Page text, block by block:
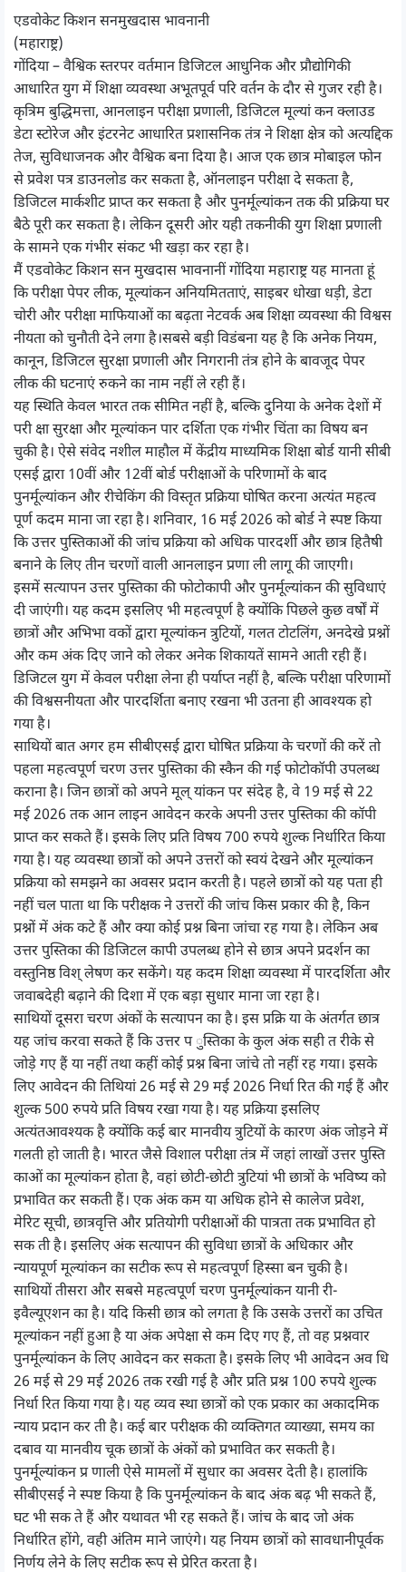
एडवोकेट किशन सनमुखदास भावनानी
(महाराष्ट्र)
गोंदिया – वैश्विक स्तरपर वर्तमान डिजिटल आधुनिक और प्रौद्योगिकी
आधारित युग में शिक्षा व्यवस्था अभूतपूर्व परि वर्तन के दौर से गुजर रही है।
कृत्रिम बुद्धिमत्ता, आनलाइन परीक्षा प्रणाली, डिजिटल मूल्यां कन क्लाउड
डेटा स्टोरेज और इंटरनेट आधारित प्रशासनिक तंत्र ने शिक्षा क्षेत्र को अत्यद्दिक
तेज, सुविधाजनक और वैश्विक बना दिया है। आज एक छात्र मोबाइल फोन
से प्रवेश पत्र डाउनलोड कर सकता है, ऑनलाइन परीक्षा दे सकता है,
डिजिटल मार्कशीट प्राप्त कर सकता है और पुनर्मूल्यांकन तक की प्रक्रिया घर
बैठे पूरी कर सकता है। लेकिन दूसरी ओर यही तकनीकी युग शिक्षा प्रणाली
के सामने एक गंभीर संकट भी खड़ा कर रहा है।
मैं एडवोकेट किशन सन मुखदास भावनानीं गोंदिया महाराष्ट्र यह मानता हूं
कि परीक्षा पेपर लीक, मूल्यांकन अनियमितताएं, साइबर धोखा धड़ी, डेटा
चोरी और परीक्षा माफियाओं का बढ़ता नेटवर्क अब शिक्षा व्यवस्था की विश्वस
नीयता को चुनौती देने लगा है।सबसे बड़ी विडंबना यह है कि अनेक नियम,
कानून, डिजिटल सुरक्षा प्रणाली और निगरानी तंत्र होने के बावजूद पेपर
लीक की घटनाएं रुकने का नाम नहीं ले रही हैं।
यह स्थिति केवल भारत तक सीमित नहीं है, बल्कि दुनिया के अनेक देशों में
परी क्षा सुरक्षा और मूल्यांकन पार दर्शिता एक गंभीर चिंता का विषय बन
चुकी है। ऐसे संवेद नशील माहौल में केंद्रीय माध्यमिक शिक्षा बोर्ड यानी सीबी
एसई द्वारा 10वीं और 12वीं बोर्ड परीक्षाओं के परिणामों के बाद
पुनर्मूल्यांकन और रीचेकिंग की विस्तृत प्रक्रिया घोषित करना अत्यंत महत्व
पूर्ण कदम माना जा रहा है। शनिवार, 16 मई 2026 को बोर्ड ने स्पष्ट किया
कि उत्तर पुस्तिकाओं की जांच प्रक्रिया को अधिक पारदर्शी और छात्र हितैषी
बनाने के लिए तीन चरणों वाली आनलाइन प्रणा ली लागू की जाएगी।
इसमें सत्यापन उत्तर पुस्तिका की फोटोकापी और पुनर्मूल्यांकन की सुविधाएं
दी जाएंगी। यह कदम इसलिए भी महत्वपूर्ण है क्योंकि पिछले कुछ वर्षों में
छात्रों और अभिभा वकों द्वारा मूल्यांकन त्रुटियों, गलत टोटलिंग, अनदेखे प्रश्नों
और कम अंक दिए जाने को लेकर अनेक शिकायतें सामने आती रही हैं।
डिजिटल युग में केवल परीक्षा लेना ही पर्याप्त नहीं है, बल्कि परीक्षा परिणामों
की विश्वसनीयता और पारदर्शिता बनाए रखना भी उतना ही आवश्यक हो
गया है।
साथियों बात अगर हम सीबीएसई द्वारा घोषित प्रक्रिया के चरणों की करें तो
पहला महत्वपूर्ण चरण उत्तर पुस्तिका की स्कैन की गई फोटोकॉपी उपलब्ध
कराना है। जिन छात्रों को अपने मूल् यांकन पर संदेह है, वे 19 मई से 22
मई 2026 तक आन लाइन आवेदन करके अपनी उत्तर पुस्तिका की कॉपी
प्राप्त कर सकते हैं। इसके लिए प्रति विषय 700 रुपये शुल्क निर्धारित किया
गया है। यह व्यवस्था छात्रों को अपने उत्तरों को स्वयं देखने और मूल्यांकन
प्रक्रिया को समझने का अवसर प्रदान करती है। पहले छात्रों को यह पता ही
नहीं चल पाता था कि परीक्षक ने उत्तरों की जांच किस प्रकार की है, किन
प्रश्नों में अंक कटे हैं और क्या कोई प्रश्न बिना जांचा रह गया है। लेकिन अब
उत्तर पुस्तिका की डिजिटल कापी उपलब्ध होने से छात्र अपने प्रदर्शन का
वस्तुनिष्ठ विश् लेषण कर सकेंगे। यह कदम शिक्षा व्यवस्था में पारदर्शिता और
जवाबदेही बढ़ाने की दिशा में एक बड़ा सुधार माना जा रहा है।
साथियों दूसरा चरण अंकों के सत्यापन का है। इस प्रक्रि या के अंतर्गत छात्र
यह जांच करवा सकते हैं कि उत्तर प ुस्तिका के कुल अंक सही त रीके से
जोड़े गए हैं या नहीं तथा कहीं कोई प्रश्न बिना जांचे तो नहीं रह गया। इसके
लिए आवेदन की तिथियां 26 मई से 29 मई 2026 निर्धा रित की गई हैं और
शुल्क 500 रुपये प्रति विषय रखा गया है। यह प्रक्रिया इसलिए
अत्यंतआवश्यक है क्योंकि कई बार मानवीय त्रुटियों के कारण अंक जोड़ने में
गलती हो जाती है। भारत जैसे विशाल परीक्षा तंत्र में जहां लाखों उत्तर पुस्ति
काओं का मूल्यांकन होता है, वहां छोटी-छोटी त्रुटियां भी छात्रों के भविष्य को
प्रभावित कर सकती हैं। एक अंक कम या अधिक होने से कालेज प्रवेश,
मेरिट सूची, छात्रवृत्ति और प्रतियोगी परीक्षाओं की पात्रता तक प्रभावित हो
सक ती है। इसलिए अंक सत्यापन की सुविधा छात्रों के अधिकार और
न्यायपूर्ण मूल्यांकन का सटीक रूप से महत्वपूर्ण हिस्सा बन चुकी है।
साथियों तीसरा और सबसे महत्वपूर्ण चरण पुनर्मूल्यांकन यानी री-
इवैल्यूएशन का है। यदि किसी छात्र को लगता है कि उसके उत्तरों का उचित
मूल्यांकन नहीं हुआ है या अंक अपेक्षा से कम दिए गए हैं, तो वह प्रश्नवार
पुनर्मूल्यांकन के लिए आवेदन कर सकता है। इसके लिए भी आवेदन अव धि
26 मई से 29 मई 2026 तक रखी गई है और प्रति प्रश्न 100 रुपये शुल्क
निर्धा रित किया गया है। यह व्यव स्था छात्रों को एक प्रकार का अकादमिक
न्याय प्रदान कर ती है। कई बार परीक्षक की व्यक्तिगत व्याख्या, समय का
दबाव या मानवीय चूक छात्रों के अंकों को प्रभावित कर सकती है।
पुनर्मूल्यांकन प्र णाली ऐसे मामलों में सुधार का अवसर देती है। हालांकि
सीबीएसई ने स्पष्ट किया है कि पुनर्मूल्यांकन के बाद अंक बढ़ भी सकते हैं,
घट भी सक ते हैं और यथावत भी रह सकते हैं। जांच के बाद जो अंक
निर्धारित होंगे, वही अंतिम माने जाएंगे। यह नियम छात्रों को सावधानीपूर्वक
निर्णय लेने के लिए सटीक रूप से प्रेरित करता है।